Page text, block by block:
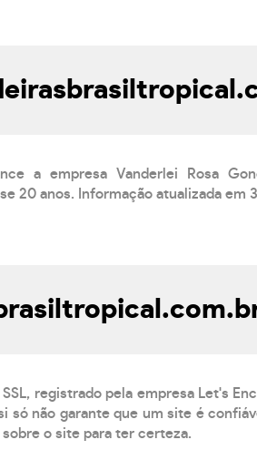
a empresa Vanderlei Rosa
20 anos. Informação atualizada em
registrado pela empresa Let's
só não garante que um site é
o site para ter certeza.